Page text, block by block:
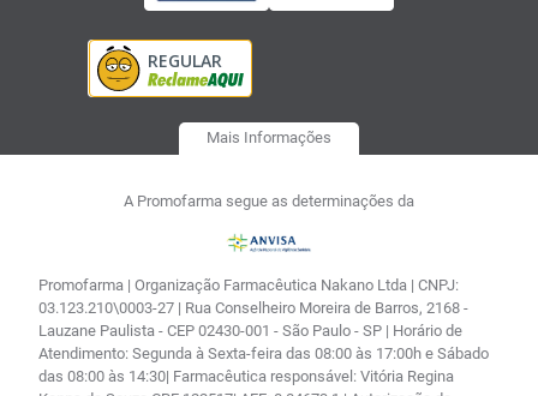
Mais Informações
A Promofarma segue as determinações da
Promofarma | Organização Farmacêutica Nakano Ltda | CNPJ:
03.123.210\0003-27 | Rua Conselheiro Moreira de Barros, 2168 -
Lauzane Paulista - CEP 02430-001 - São Paulo - SP | Horário de
Atendimento: Segunda à Sexta-feira das 08:00 às 17:00h e Sábado
das 08:00 às 14:30| Farmacêutica responsável: Vitória Regina